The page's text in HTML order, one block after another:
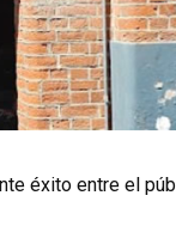
éxito entre el